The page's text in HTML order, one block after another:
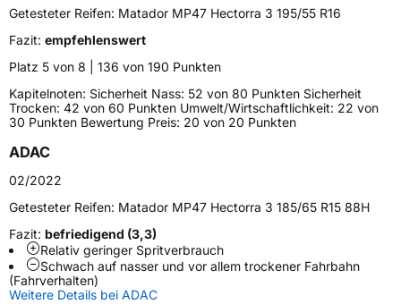
FahrzeugtypPKW
VerwendungSommerreifen
Modellname MP 47 Hectorra 3
Fahrzeugart PKW & SUV
Weitere Eigenschaften
Schlauchtyp
VerstärktXL
Getesteter Reifen: Matador MP47 Hectorra 3 195/55 R16
Fazit: empfehlenswert
Platz 5 von 8 | 136 von 190 Punkten
Kapitelnoten: Sicherheit Nass: 52 von 80 Punkten Sicherheit
Trocken: 42 von 60 Punkten Umwelt/Wirtschaftlichkeit: 22 von
30 Punkten Bewertung Preis: 20 von 20 Punkten
ADAC
02/2022
Getesteter Reifen: Matador MP47 Hectorra 3 185/65 R15 88H
Fazit: befriedigend (3,3)
Relativ geringer Spritverbrauch
Schwach auf nasser und vor allem trockener Fahrbahn
(Fahrverhalten)
Weitere Details bei ADAC